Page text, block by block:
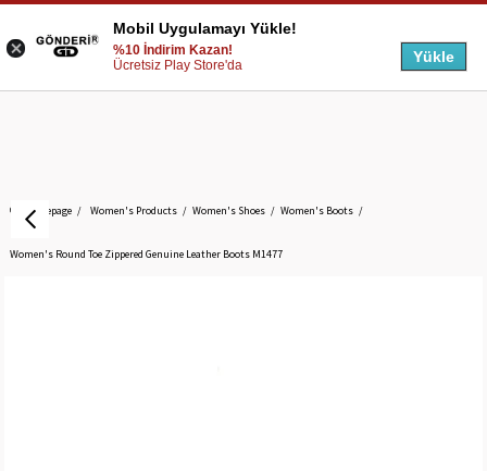
Homepage Women's Products Women's Shoes Women's Boots
Women's Round Toe Zippered Genuine Leather Boots M1477
Mobil Uygulamayı Yükle!
%10 İndirim Kazan!
Ücretsiz Play Store'da
Yükle